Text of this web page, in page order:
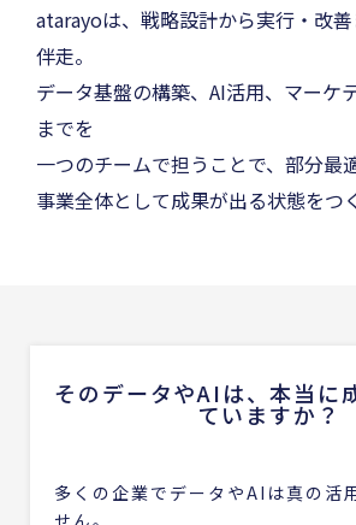
atarayoは、戦略設計から実行・改
伴走。
データ基盤の構築、AI活用、マーケ
までを
一つのチームで担うことで、部分最
事業全体として成果が出る状態をつ
そのデータやAIは、本当に
ていますか？
多くの企業でデータやAIは真の活